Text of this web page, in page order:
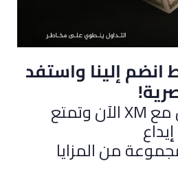
انضم إلينا واستفد
افتح حساب تداول مع XM الآن وتمتع
من المزايا